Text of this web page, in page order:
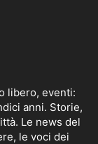
libero, eventi:
anni. Storie,
Le news del
le voci dei